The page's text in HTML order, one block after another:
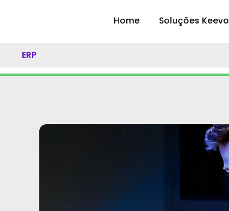
Home Soluções Keevo
ERP